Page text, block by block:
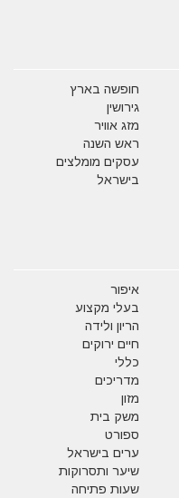
חופשה בארץ
גירושין
מזג אוויר
ראש השנה
עסקים מומלצים
בישראל
איפור
בעלי מקצוע
הריון ולידה
חיים ירוקים
כללי
מדריכים
מזון
משק בית
ספורט
ערים בישראל
שיער ותסרוקות
שעות פתיחה